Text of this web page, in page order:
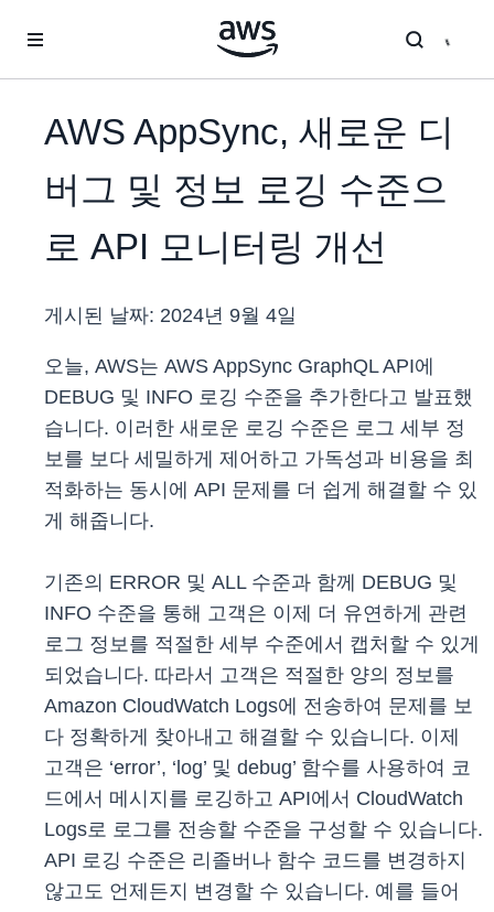
AWS AppSync, 새로운 디
버그 및 정보 로깅 수준으
로 API 모니터링 개선
게시된 날짜: 2024년 9월 4일
오늘, AWS는 AWS AppSync GraphQL API에
DEBUG 및 INFO 로깅 수준을 추가한다고 발표했
습니다. 이러한 새로운 로깅 수준은 로그 세부 정
보를 보다 세밀하게 제어하고 가독성과 비용을 최
적화하는 동시에 API 문제를 더 쉽게 해결할 수 있
게 해줍니다.
기존의 ERROR 및 ALL 수준과 함께 DEBUG 및
INFO 수준을 통해 고객은 이제 더 유연하게 관련
로그 정보를 적절한 세부 수준에서 캡처할 수 있게
되었습니다. 따라서 고객은 적절한 양의 정보를
Amazon CloudWatch Logs에 전송하여 문제를 보
다 정확하게 찾아내고 해결할 수 있습니다. 이제
고객은 ‘error’, ‘log’ 및 debug’ 함수를 사용하여 코
드에서 메시지를 로깅하고 API에서 CloudWatch
Logs로 로그를 전송할 수준을 구성할 수 있습니다.
API 로깅 수준은 리졸버나 함수 코드를 변경하지
않고도 언제든지 변경할 수 있습니다. 예를 들어